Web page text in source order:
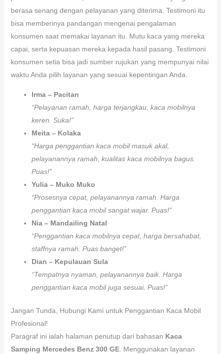
berasa senang dengan pelayanan yang diterima. Testimoni itu
bisa memberinya pandangan mengenai pengalaman
konsumen saat memakai layanan itu. Mutu kaca yang mereka
capai, serta kepuasan mereka kepada hasil pasang. Testimoni
konsumen setia bisa jadi sumber rujukan yang mempunyai nilai
waktu Anda pilih layanan yang sesuai kepentingan Anda.
Irma – Pacitan
“Pelayanan ramah, harga terjangkau, kaca mobilnya
keren. Suka!”
Meita – Kolaka
“Harga penggantian kaca mobil masuk akal,
pelayanannya ramah, kualitas kaca mobilnya bagus.
Puas!”
Yulia – Muko Muko
“Prosesnya cepat, pelayanannya ramah. Harga
penggantian kaca mobil sangat wajar. Puas!”
Nia – Mandailing Natal
“Penggantian kaca mobilnya cepat, harga bersahabat,
staffnya ramah. Puas banget!”
Dian – Kepulauan Sula
“Tempatnya nyaman, pelayanannya baik. Harga
penggantian kaca mobil juga sesuai. Puas!”
Jangan Tunda, Hubungi Kami untuk Penggantian Kaca Mobil
Profesional!
Paragraf ini ialah halaman penutup dari bahasan Kaca
Samping Mercedes Benz 300 GE. Menggunakan layanan